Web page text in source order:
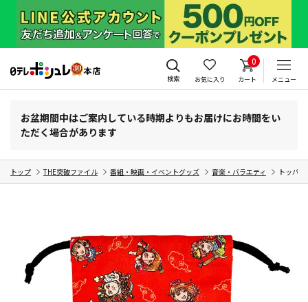
検索 お気に入り
0
カート メニュー
お盆期間中はご案内している時期よりもお届けにお時間をい
ただく場合があります
トップ THE突破ファイル 番組・映画・イベントグッズ 音楽・バラエティ トッパ